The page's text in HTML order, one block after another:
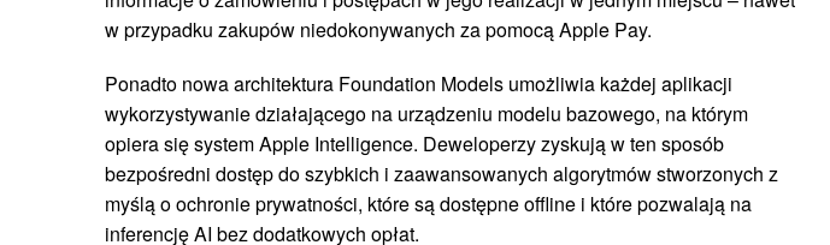
w przypadku zakupów niedokonywanych za pomocą Apple Pay.
Ponadto nowa architektura Foundation Models umożliwia każdej aplikacji
wykorzystywanie działającego na urządzeniu modelu bazowego, na którym
opiera się system Apple Intelligence. Deweloperzy zyskują w ten sposób
bezpośredni dostęp do szybkich i zaawansowanych algorytmów stworzonych z
myślą o ochronie prywatności, które są dostępne offline i które pozwalają na
inferencję AI bez dodatkowych opłat.